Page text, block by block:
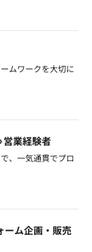
ムワークを大切に
営業経験者
、一気通貫でプロ
ーム企画・販売